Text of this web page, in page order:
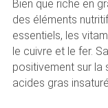
Bien que riche en
des éléments
essentiels, les
le cuivre et le fer.
positivement sur la
acides gras